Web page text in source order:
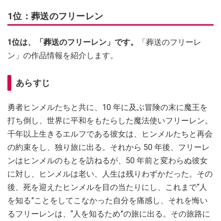
1位：葬送のフリーレン
1位は、「葬送のフリーレン」です。
「葬送のフリーレ
ン」の作品情報を紹介します。
あらすじ
勇者ヒンメルたちと共に、10 年に及ぶ冒険の末に魔王を
打ち倒し、世界に平和をもたらした魔法使いフリーレン。
千年以上生きるエルフである彼女は、ヒンメルたちと再会
の約束をし、独り旅に出る。それから 50 年後、フリーレ
ンはヒンメルのもとを訪ねるが、50 年前と変わらぬ彼女
に対し、ヒンメルは老い、人生は残りわずかだった。その
後、死を迎えたヒンメルを目の当たりにし、これまで“人
を知る”ことをしてこなかった自分を痛感し、それを悔い
るフリーレンは、“人を知るため”の旅に出る。その旅路に